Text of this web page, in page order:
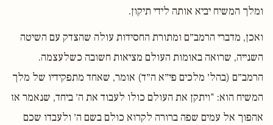
ומלך המשיח יביא אותה לידי תיקון.
ואכן, מדברי הרמב״ם ומתורת החסידות עולה שהצדק עם השיטה
השנייה, שרואה באומות העולם מציאות חשובה כשלעצמה.
הרמב״ם (בהל׳ מלכים פי״א ה״ד) אומר, שאחד מתפקידיו של מלך
המשיח הוא: "ויתקן את העולם כולו לעבוד את ה׳ ביחד, שנאמר אז
אהפוך אל עמים שפה ברורה לקרוא כולם בשם ה׳ ולעבדו שכם